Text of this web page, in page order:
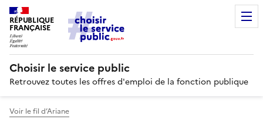
RÉPUBLIQUE
FRANÇAISE
Choisir le service public
Retrouvez toutes les offres d'emploi de la fonction publique
Voir le fil d’Ariane